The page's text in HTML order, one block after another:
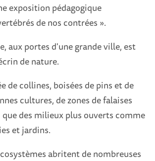
exposition pédagogique
de nos contrées ».
aux portes d'une grande ville, est
de nature.
de collines, boisées de pins et de
cultures, de zones de falaises
des milieux plus ouverts comme
et jardins.
abritent de nombreuses